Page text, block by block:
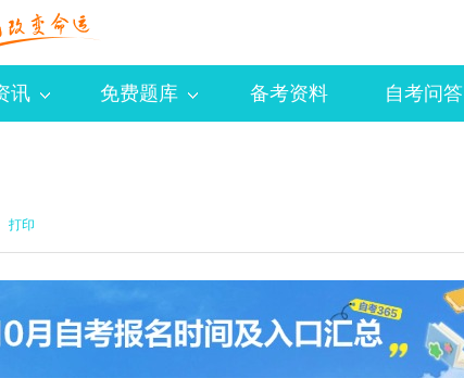
讯 免费题库 备考资料 自考问答
打印